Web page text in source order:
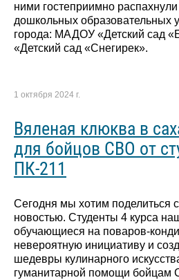
ними гостеприимно распахнули
дошкольных образовательных
города: МАДОУ «Детский сад
«Детский сад «Снегирек».
1 октября 2024 г.
Вяленая клюква в
для бойцов СВО от
ПК-211
Сегодня мы хотим поделиться
новостью. Студенты 4 курса
обучающиеся на поваров-
невероятную инициативу и
шедевры кулинарного
гуманитарной помощи бойцам